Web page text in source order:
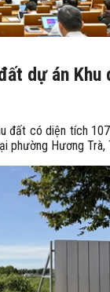
dự án Khu
đất có diện tích
phường Hương Trà,